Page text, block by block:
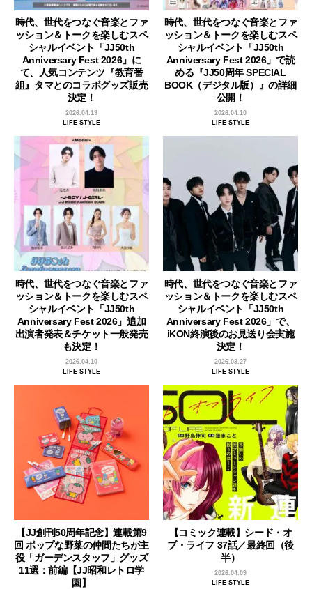
時代、世代をつなぐ音楽とファ
ッション＆トークを楽しむスペ
シャルイベント「JJ50th
Anniversary Fest 2026」に
て、人気コンテンツ『教育番
組』タマとのコラボグッズ販売
決定！
2026.04.13
LIFE STYLE
時代、世代をつなぐ音楽とファ
ッション＆トークを楽しむスペ
シャルイベント「JJ50th
Anniversary Fest 2026」で読
める『JJ50周年 SPECIAL
BOOK（デジタル版）』の詳細
公開！
2026.04.10
LIFE STYLE
時代、世代をつなぐ音楽とファ
ッション＆トークを楽しむスペ
シャルイベント「JJ50th
Anniversary Fest 2026」追加
出演者発表＆チケット一般発売
も決定！
2026.04.10
LIFE STYLE
時代、世代をつなぐ音楽とファ
ッション＆トークを楽しむスペ
シャルイベント「JJ50th
Anniversary Fest 2026」で、
iKON終演後のお見送り会実施
決定！
2026.03.27
LIFE STYLE
【JJ創刊50周年記念】連載第9
回 ポップな野菜の仲間たちが主
役「ガーデンスタッフ」グッズ
11選：前編【JJ昭和レトロ学
園】
【コミック連載】シード・オ
ブ・ライフ 37話／最終回（後
半）
2026.04.09
LIFE STYLE